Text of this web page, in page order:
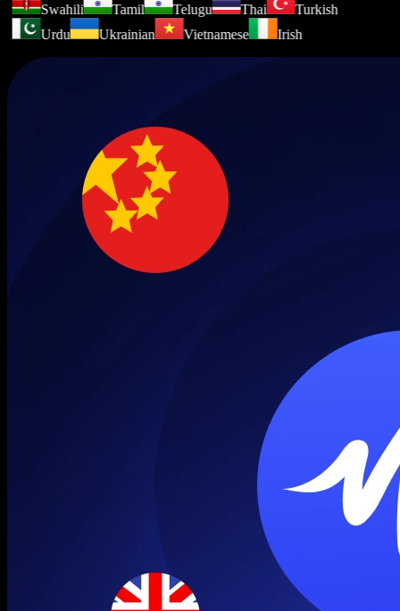
Swahili
Tamil Telugu Thai
Turkish
Urdu
Ukrainian Vietnamese Irish